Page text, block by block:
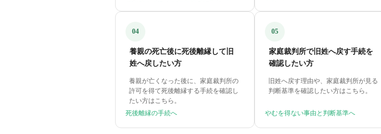
04
養親の死亡後に死後離縁して旧
姓へ戻したい方
養親が亡くなった後に、家庭裁判所の
許可を得て死後離縁する手続を確認し
たい方はこちら。
死後離縁の手続へ
05
家庭裁判所で旧姓へ戻す手続を
確認したい方
旧姓へ戻す理由や、家庭裁判所が見る
判断基準を確認したい方はこちら。
やむを得ない事由と判断基準へ